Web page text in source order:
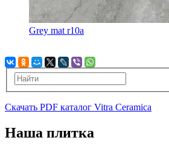
Grey mat r10a
Скачать PDF каталог Vitra Ceramica
Наша плитка